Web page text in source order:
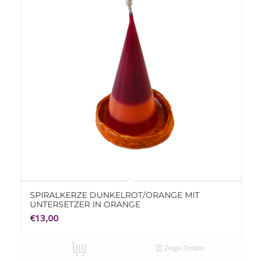
SPIRALKERZE DUNKELROT/ORANGE MIT
UNTERSETZER IN ORANGE
€13,00
Zeige Details